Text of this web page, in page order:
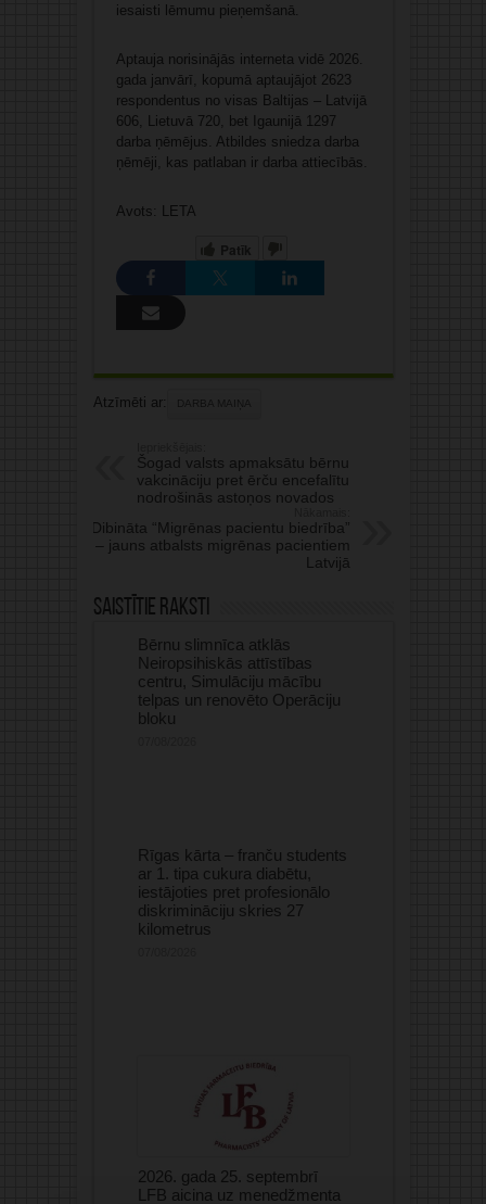
iesaisti lēmumu pieņemšanā.
Aptauja norisinājās interneta vidē 2026.
gada janvārī, kopumā aptaujājot 2623
respondentus no visas Baltijas – Latvijā
606, Lietuvā 720, bet Igaunijā 1297
darba ņēmējus. Atbildes sniedza darba
ņēmēji, kas patlaban ir darba attiecībās.
Avots: LETA
Patīk
Atzīmēti ar: DARBA MAIŅA
Šogad valsts apmaksātu bērnu
vakcināciju pret ērču encefalītu
nodrošinās astoņos novados
Dibināta “Migrēnas pacientu biedrība”
– jauns atbalsts migrēnas pacientiem
Latvijā
Saistītie raksti
Bērnu slimnīca atklās
Neiropsihiskās attīstības
centru, Simulāciju mācību
telpas un renovēto Operāciju
bloku
Rīgas kārta – franču students
ar 1. tipa cukura diabētu,
iestājoties pret profesionālo
diskrimināciju skries 27
kilometrus
2026. gada 25. septembrī
LFB aicina uz menedžmenta